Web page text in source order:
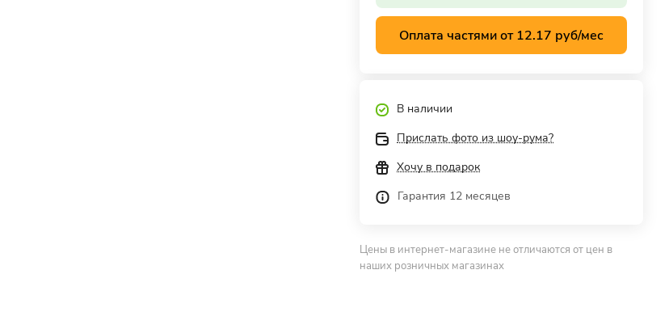
Оплата частями от 12.17 руб/мес
В наличии
Прислать фото из шоу-рума?
Хочу в подарок
Гарантия 12 месяцев
Цены в интернет-магазине не отличаются от цен в
наших розничных магазинах